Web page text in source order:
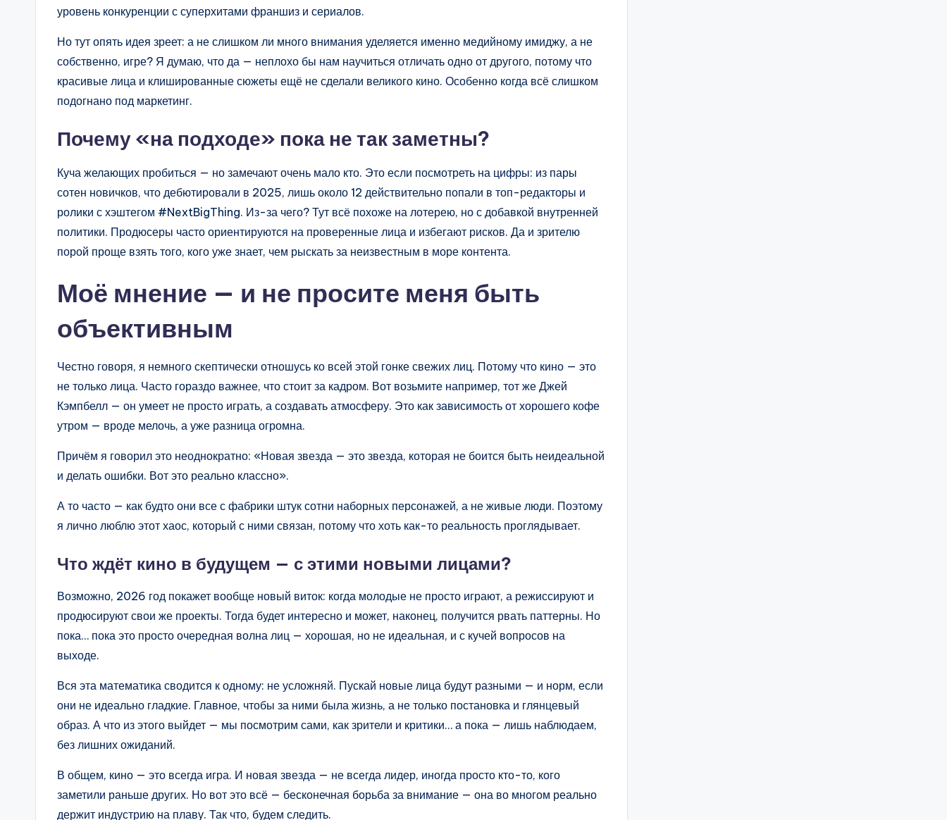
уровень конкуренции с суперхитами франшиз и сериалов.
Но тут опять идея зреет: а не слишком ли много внимания уделяется именно медийному имиджу, а не
собственно, игре? Я думаю, что да — неплохо бы нам научиться отличать одно от другого, потому что
красивые лица и клишированные сюжеты ещё не сделали великого кино. Особенно когда всё слишком
подогнано под маркетинг.
Почему «на подходе» пока не так заметны?
Куча желающих пробиться — но замечают очень мало кто. Это если посмотреть на цифры: из пары
сотен новичков, что дебютировали в 2025, лишь около 12 действительно попали в топ-редакторы и
ролики с хэштегом #NextBigThing. Из-за чего? Тут всё похоже на лотерею, но с добавкой внутренней
политики. Продюсеры часто ориентируются на проверенные лица и избегают рисков. Да и зрителю
порой проще взять того, кого уже знает, чем рыскать за неизвестным в море контента.
Моё мнение — и не просите меня быть
объективным
Честно говоря, я немного скептически отношусь ко всей этой гонке свежих лиц. Потому что кино — это
не только лица. Часто гораздо важнее, что стоит за кадром. Вот возьмите например, тот же Джей
Кэмпбелл — он умеет не просто играть, а создавать атмосферу. Это как зависимость от хорошего кофе
утром — вроде мелочь, а уже разница огромна.
Причём я говорил это неоднократно: «Новая звезда — это звезда, которая не боится быть неидеальной
и делать ошибки. Вот это реально классно».
А то часто — как будто они все с фабрики штук сотни наборных персонажей, а не живые люди. Поэтому
я лично люблю этот хаос, который с ними связан, потому что хоть как-то реальность проглядывает.
Что ждёт кино в будущем — с этими новыми лицами?
Возможно, 2026 год покажет вообще новый виток: когда молодые не просто играют, а режиссируют и
продюсируют свои же проекты. Тогда будет интересно и может, наконец, получится рвать паттерны. Но
пока… пока это просто очередная волна лиц — хорошая, но не идеальная, и с кучей вопросов на
выходе.
Вся эта математика сводится к одному: не усложняй. Пускай новые лица будут разными — и норм, если
они не идеально гладкие. Главное, чтобы за ними была жизнь, а не только постановка и глянцевый
образ. А что из этого выйдет — мы посмотрим сами, как зрители и критики… а пока — лишь наблюдаем,
без лишних ожиданий.
В общем, кино — это всегда игра. И новая звезда — не всегда лидер, иногда просто кто-то, кого
заметили раньше других. Но вот это всё — бесконечная борьба за внимание — она во многом реально
держит индустрию на плаву. Так что, будем следить.